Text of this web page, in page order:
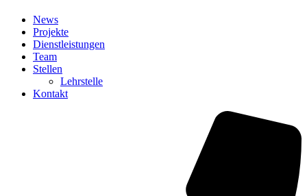
News
Projekte
Dienstleistungen
Team
Stellen
Lehrstelle
Kontakt